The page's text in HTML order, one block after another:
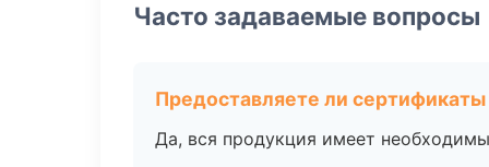
Часто задаваемые вопросы
Предоставляете ли
Да, вся продукция имеет